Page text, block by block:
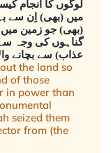
لوگوں کا انجام
میں (بھی) اِن سے
(بھی) جو زمین میں
گناہوں کی وجہ سے
عذاب) سے بچانے
the land so
of those
in power than
seized them
from (the